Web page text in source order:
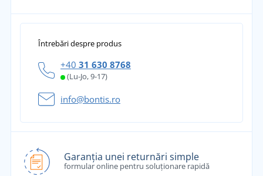
Întrebări despre produs
+40 31 630 8768
(Lu-Jo, 9-17)
info@bontis.ro
Garanția unei returnări simple
formular online pentru soluționare rapidă